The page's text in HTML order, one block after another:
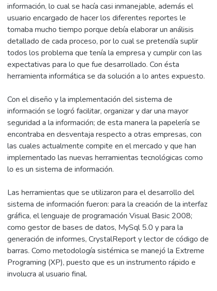
información, lo cual se hacía casi inmanejable, además el
usuario encargado de hacer los diferentes reportes le
tomaba mucho tiempo porque debía elaborar un análisis
detallado de cada proceso, por lo cual se pretendía suplir
todos los problema que tenía la empresa y cumplir con las
expectativas para lo que fue desarrollado. Con ésta
herramienta informática se da solución a lo antes expuesto.
Con el diseño y la implementación del sistema de
información se logró facilitar, organizar y dar una mayor
seguridad a la información; de esta manera la papelería se
encontraba en desventaja respecto a otras empresas, con
las cuales actualmente compite en el mercado y que han
implementado las nuevas herramientas tecnológicas como
lo es un sistema de información.
Las herramientas que se utilizaron para el desarrollo del
sistema de información fueron: para la creación de la interfaz
gráfica, el lenguaje de programación Visual Basic 2008;
como gestor de bases de datos, MySql 5.0 y para la
generación de informes, CrystalReport y lector de código de
barras. Como metodología sistémica se manejó la Extreme
Programing (XP), puesto que es un instrumento rápido e
involucra al usuario final.